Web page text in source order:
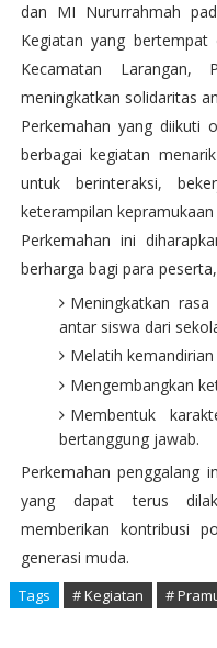
dan MI Nururrahmah
Kegiatan yang bertempat
Kecamatan Larangan,
meningkatkan solidaritas
Perkemahan yang diikuti
berbagai kegiatan
untuk berinteraksi,
keterampilan kepramukaan
Perkemahan ini
berharga bagi para
Meningkatkan
antar siswa dari
Melatih
Mengembangkan
Membentuk
bertanggung jawab.
Perkemahan penggalang
yang dapat terus
memberikan kontribusi
generasi muda.
Tags # Kegiatan #